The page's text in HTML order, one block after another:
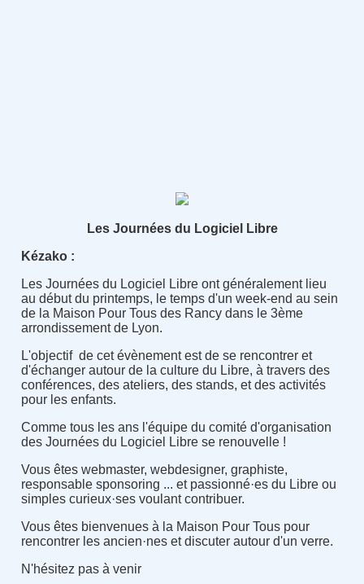
Les Journées du Logiciel Libre
Kézako :
Les Journées du Logiciel Libre ont généralement lieu
au début du printemps, le temps d'un week-end au sein
de la Maison Pour Tous des Rancy dans le 3ème
arrondissement de Lyon.
L'objectif de cet évènement est de se rencontrer et
d'échanger autour de la culture du Libre, à travers des
conférences, des ateliers, des stands, et des activités
pour les enfants.
Comme tous les ans l'équipe du comité d'organisation
des Journées du Logiciel Libre se renouvelle !
Vous êtes webmaster, webdesigner, graphiste,
responsable sponsoring ... et passionné·es du Libre ou
simples curieux·ses voulant contribuer.
Vous êtes bienvenues à la Maison Pour Tous pour
rencontrer les ancien·nes et discuter autour d'un verre.
N'hésitez pas à venir